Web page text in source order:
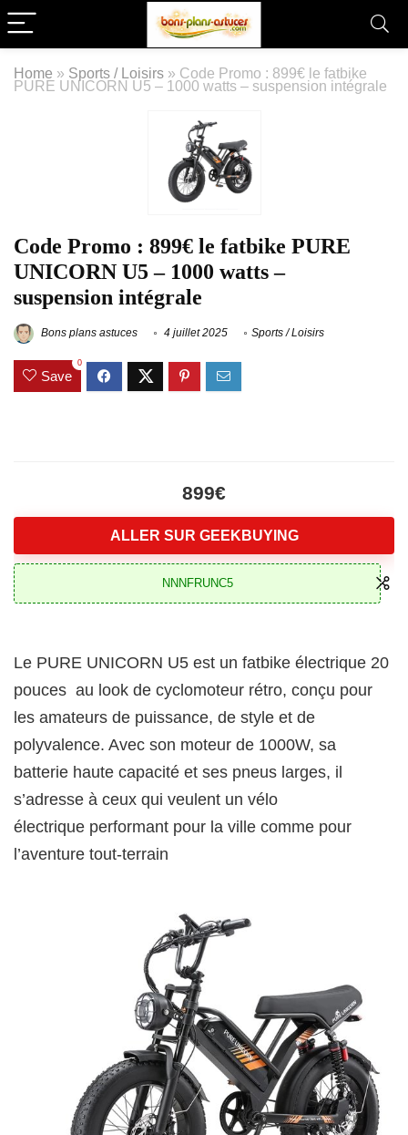
Home » Sports / Loisirs » Code Promo : 899€ le fatbike
PURE UNICORN U5 – 1000 watts – suspension intégrale
Code Promo : 899€ le fatbike PURE
UNICORN U5 – 1000 watts –
suspension intégrale
Bons plans astuces 4 juillet 2025 Sports / Loisirs
Save
0
899€
ALLER SUR GEEKBUYING
NNNFRUNC5
Le PURE UNICORN U5 est un fatbike électrique 20
pouces au look de cyclomoteur rétro, conçu pour
les amateurs de puissance, de style et de
polyvalence. Avec son moteur de 1000W, sa
batterie haute capacité et ses pneus larges, il
s’adresse à ceux qui veulent un vélo
électrique performant pour la ville comme pour
l’aventure tout-terrain